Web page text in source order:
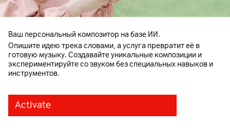
Ваш персональный композитор на базе ИИ.
Опишите идею трека словами, а услуга превратит её в
готовую музыку. Создавайте уникальные композиции и
экспериментируйте со звуком без специальных навыков и
инструментов.
Activate